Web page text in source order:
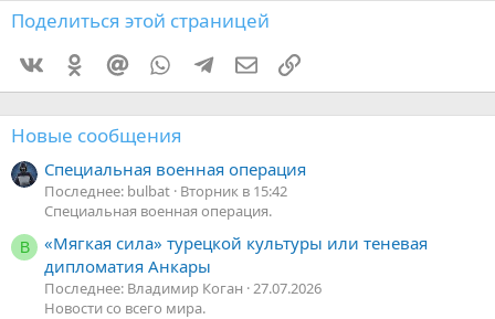
Поделиться этой страницей
VkontakteOdnoklassniki
Mail.ruWhatsAppTelegramЭлектронная почта
Ссылка
Новые сообщения
Специальная военная операция
Последнее: bulbat Вторник в 15:42
Специальная военная операция.
В
«Мягкая сила» турецкой культуры или теневая
дипломатия Анкары
Последнее: Владимир Коган 27.07.2026
Новости со всего мира.